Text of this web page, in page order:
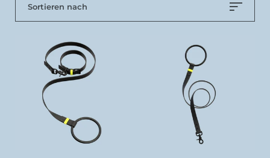
Sortieren nach